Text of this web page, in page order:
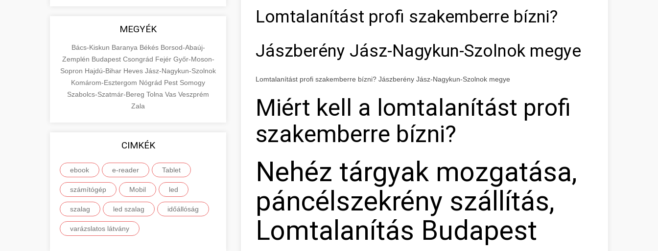
MEGYÉK
Bács-Kiskun Baranya Békés Borsod-Abaúj-
Zemplén Budapest Csongrád Fejér Győr-Moson-
Sopron Hajdú-Bihar Heves Jász-Nagykun-Szolnok
Komárom-Esztergom Nógrád Pest Somogy
Szabolcs-Szatmár-Bereg Tolna Vas Veszprém
Zala
CIMKÉK
ebook e-reader Tablet
számítógép Mobil led
szalag led szalag időállóság
varázslatos látvány
Lomtalanítást profi szakemberre bízni?
Jászberény Jász-Nagykun-Szolnok megye
Lomtalanítást profi szakemberre bízni? Jászberény Jász-Nagykun-Szolnok megye
Miért kell a lomtalanítást profi
szakemberre bízni?
Nehéz tárgyak mozgatása,
páncélszekrény szállítás,
Lomtalanítás Budapest